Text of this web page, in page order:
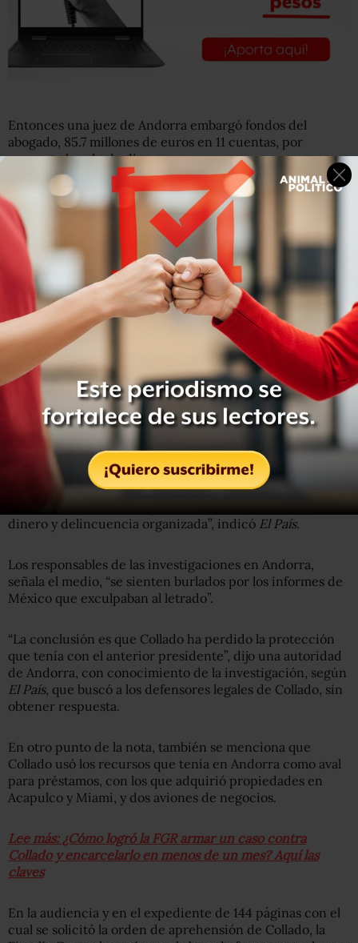
Entonces una juez de Andorra embargó fondos del
abogado, 85.7 millones de euros en 11 cuentas, por
presunto lavado de dinero.
Sin embargo,la investigación fue archivada en octubre
de 2018,
después de que la Procuraduría General de la
República, en el último lapso del gobierno de Enrique
Peña Nieto,enviara a la juez varios informes
exculpando a Collado.
“Se desprende que (Collado) obtiene ingresos lícitos”,
aseguró la PGR en una resolución, segúnEl País,
impidiendo al país europeo actuar.
Dicho medió detalló que, hasta que comenzó el gobierno
de Andrés Manuel López Obrador, la Agencia Estatal de
Resoluciones Bancarias (AREB) inició un procedimiento
administrativo para desbloquear el dinero.
“Semanas después de que este procedimiento terminara
y de que Collado recuperara su capital, el letrado fue
detenido el pasado 9 de julio en México por lavado de
dinero y delincuencia organizada”, indicó El País.
Los responsables de las investigaciones en Andorra,
señala el medio, “se sienten burlados por los informes de
México que exculpaban al letrado”.
“La conclusión es que Collado ha perdido la protección
que tenía con el anterior presidente”, dijo una autoridad
de Andorra, con conocimiento de la investigación, según
El País, que buscó a los defensores legales de Collado, sin
obtener respuesta.
En otro punto de la nota, también se menciona que
Collado usó los recursos que tenía en Andorra como aval
para préstamos, con los que adquirió propiedades en
Acapulco y Miami, y dos aviones de negocios.
Lee más: ¿Cómo logró la FGR armar un caso contra
Collado y encarcelarlo en menos de un mes? Aquí las
claves
En la audiencia y en el expediente de 144 páginas con el
cual se solicitó la orden de aprehensión de Collado, la